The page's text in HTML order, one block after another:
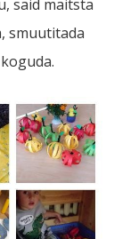
said maitsta
smuutitada